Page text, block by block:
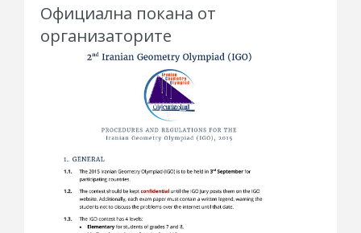
Официална покана от
организаторите